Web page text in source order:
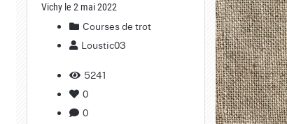
Vichy le 2 mai 2022
Courses de trot
Loustic03
5241
0
0